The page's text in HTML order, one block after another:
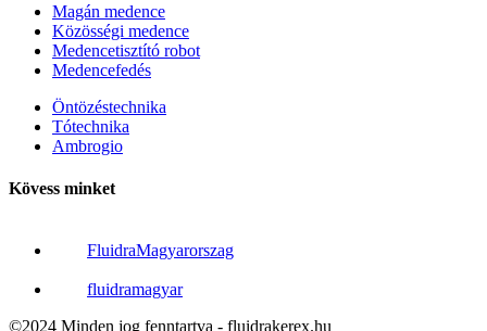
Magán medence
Közösségi medence
Medencetisztító robot
Medencefedés
Öntözéstechnika
Tótechnika
Ambrogio
Kövess minket
FluidraMagyarorszag
fluidramagyar
©2024 Minden jog fenntartva - fluidrakerex.hu